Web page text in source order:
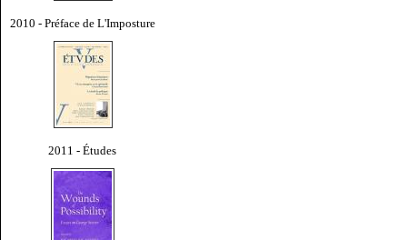
2010 - Préface de L'Imposture
2011 - Études